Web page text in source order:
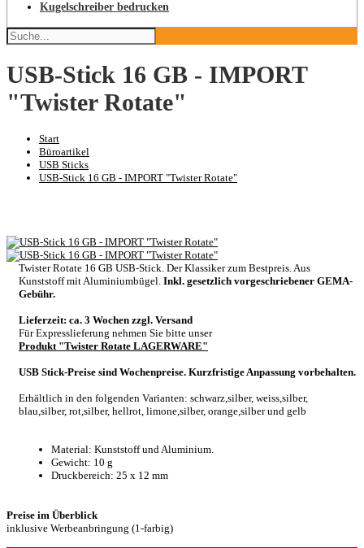
Kugelschreiber bedrucken
USB-Stick 16 GB - IMPORT
"Twister Rotate"
Start
Büroartikel
USB Sticks
USB-Stick 16 GB - IMPORT "Twister Rotate"
Twister Rotate 16 GB USB-Stick. Der Klassiker zum Bestpreis. Aus
Kunststoff mit Aluminiumbügel. Inkl. gesetzlich vorgeschriebener GEMA-
Gebühr.
Lieferzeit: ca. 3 Wochen zzgl. Versand
Für Expresslieferung nehmen Sie bitte unser
Produkt "Twister Rotate LAGERWARE"
USB Stick-Preise sind Wochenpreise. Kurzfristige Anpassung vorbehalten.
Erhältlich in den folgenden Varianten: schwarz,silber, weiss,silber,
blau,silber, rot,silber, hellrot, limone,silber, orange,silber und gelb
Material: Kunststoff und Aluminium.
Gewicht: 10 g
Druckbereich: 25 x 12 mm
Preise im Überblick
inklusive Werbeanbringung (1-farbig)